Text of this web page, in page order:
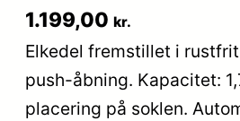
Bedømt
3.7ud
af 5
baseret
67
1.199,00 kr.
Elkedel fremstillet i
push-åbning. Kapacitet:
placering på soklen.